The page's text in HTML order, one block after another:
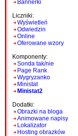
Bannerki
Liczniki:
Wyświetleń
Odwiedzin
Online
Oferowane wzory
Komponenty:
Sonda tak/nie
Page Rank
Wygryzanko
Ministat
Ministat2
Dodatki:
Obrazki na bloga
Animowane napisy
Lokalizator
Hosting obrazków